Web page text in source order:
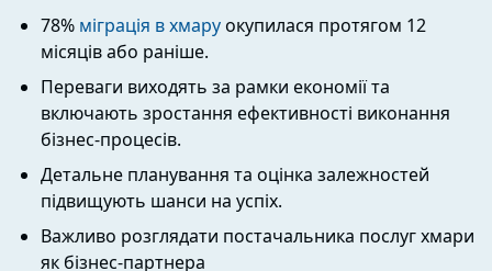
78% міграція в хмаруокупилася протягом 12
місяців або раніше.
Переваги виходять за рамки економії та
включають зростання ефективності виконання
бізнес-процесів.
Детальне планування та оцінка залежностей
підвищують шанси на успіх.
Важливо розглядати постачальника послуг хмари
як бізнес-партнера